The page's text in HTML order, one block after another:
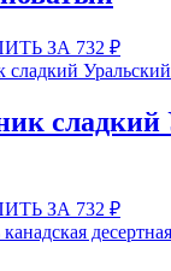
ЗА 732 ₽
сладкий
ЗА 732 ₽